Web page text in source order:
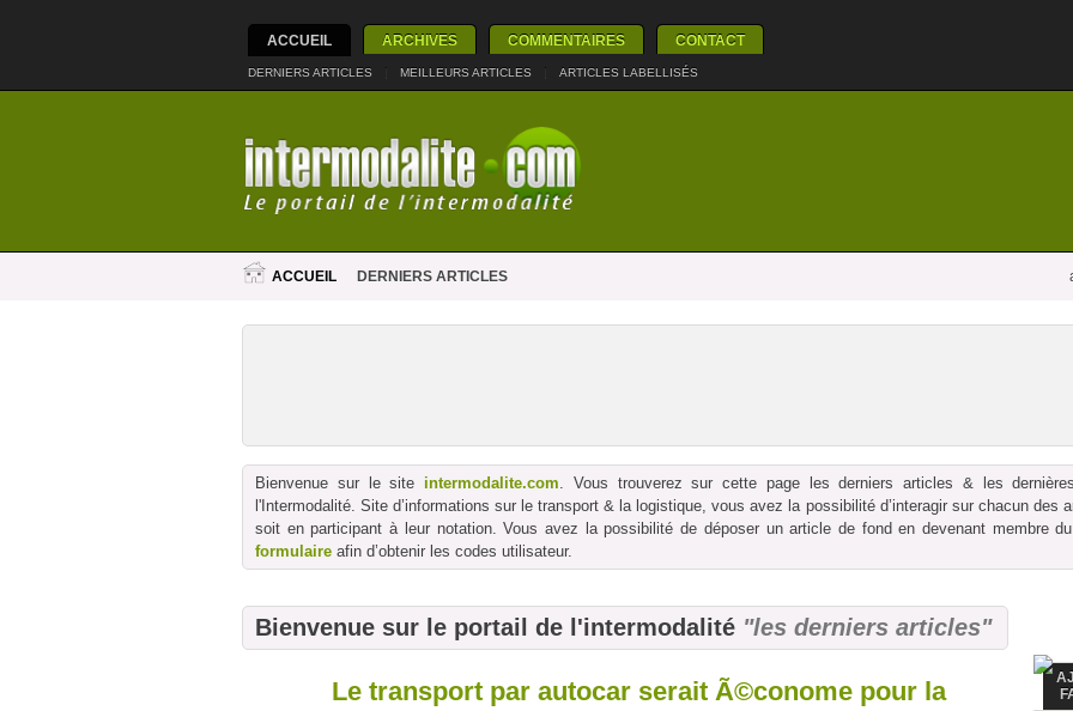
ACCUEIL ARCHIVES COMMENTAIRES CONTACT
DERNIERS ARTICLES | MEILLEURS ARTICLES | ARTICLES LABELLISÉS
ACCUEIL DERNIERS ARTICLES
Bienvenue sur le site intermodalite.com. Vous trouverez sur cette page les derniers articles & les
l'Intermodalité. Site d’informations sur le transport & la logistique, vous avez la possibilité d’interagir sur chacun des
soit en participant à leur notation. Vous avez la possibilité de déposer un article de fond en devenant membre
formulaire afin d’obtenir les codes utilisateur.
Bienvenue sur le portail de l'intermodalité "les derniers articles"
Le transport par autocar serait Ã©conome pour la